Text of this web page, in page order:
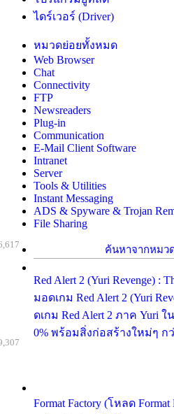
ไดร์เวอร์ (Driver)
หมวดย่อยทั้งหมด
Web Browser
Chat
Connectivity
FTP
Newsreaders
Plug-in
Communication
E-Mail Client Software
Intranet
Server
Tools & Utilities
Instant Messaging
ADS & Spyware & Trojan
File Sharing
ค้นหาจากหมว
Red Alert 2 (Yuri Revenge) :
มอดเกม Red Alert 2 (Yuri
ดเกม Red Alert 2 ภาค Yuri
0% พร้อมสิ่งก่อสร้างใหม่ๆ ก
Format Factory (โหลด